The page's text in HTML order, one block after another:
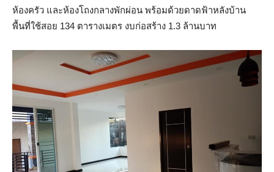
ห้องครัว และห้องโถงกลางพักผ่อน พร้อมด้วยดาดฟ้าหลังบ้าน
พื้นที่ใช้สอย 134 ตารางเมตร งบก่อสร้าง 1.3 ล้านบาท